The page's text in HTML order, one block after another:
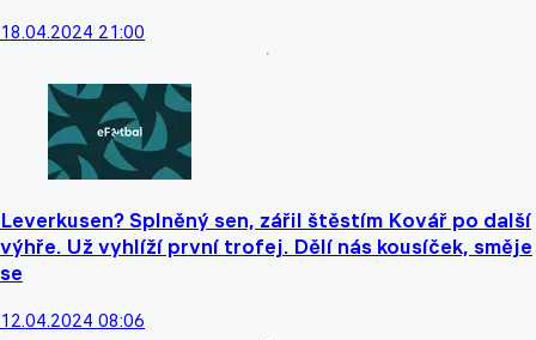
18.04.2024 21:00
Leverkusen? Splněný sen, zářil štěstím Kovář po další
výhře. Už vyhlíží první trofej. Dělí nás kousíček, směje
se
12.04.2024 08:06